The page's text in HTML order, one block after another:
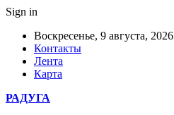
Sign in
Воскресенье, 9 августа, 2026
Контакты
Лента
Карта
РАДУГА